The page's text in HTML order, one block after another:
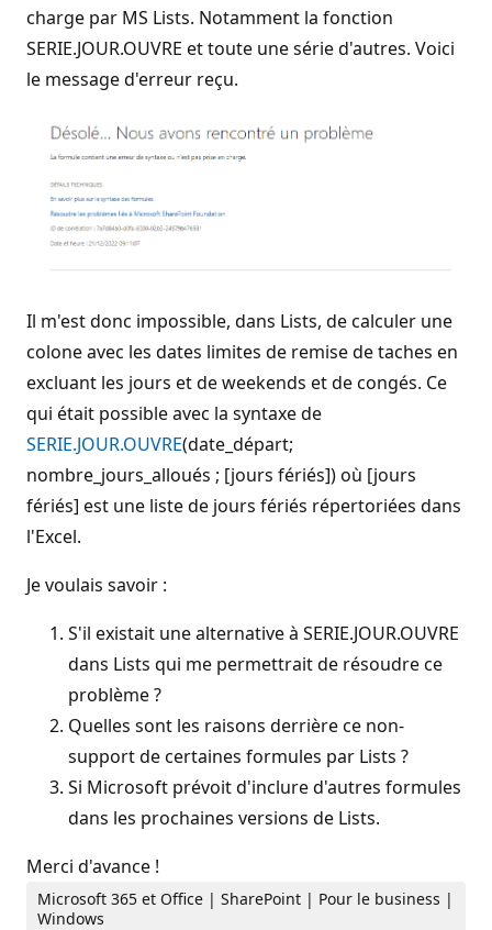
charge par MS Lists. Notamment la fonction
SERIE.JOUR.OUVRE et toute une série d'autres. Voici
le message d'erreur reçu.
Il m'est donc impossible, dans Lists, de calculer une
colone avec les dates limites de remise de taches en
excluant les jours et de weekends et de congés. Ce
qui était possible avec la syntaxe de
SERIE.JOUR.OUVRE(date_départ;
nombre_jours_alloués ; [jours fériés]) où [jours
fériés] est une liste de jours fériés répertoriées dans
l'Excel.
Je voulais savoir :
S'il existait une alternative à SERIE.JOUR.OUVRE
dans Lists qui me permettrait de résoudre ce
problème ?
Quelles sont les raisons derrière ce non-
support de certaines formules par Lists ?
Si Microsoft prévoit d'inclure d'autres formules
dans les prochaines versions de Lists.
Merci d'avance !
Microsoft 365 et Office | SharePoint | Pour le business |
Windows